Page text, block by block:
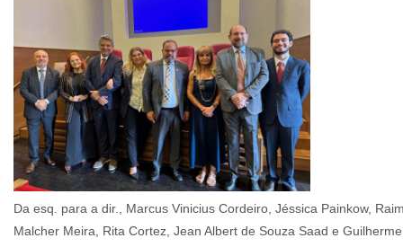
Da esq. para a dir., Marcus Vinicius Cordeiro, Jéssica Painkow,
Malcher Meira, Rita Cortez, Jean Albert de Souza Saad e